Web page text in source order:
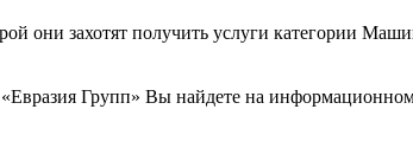
они захотят получить услуги категории
Групп» Вы найдете на информационном